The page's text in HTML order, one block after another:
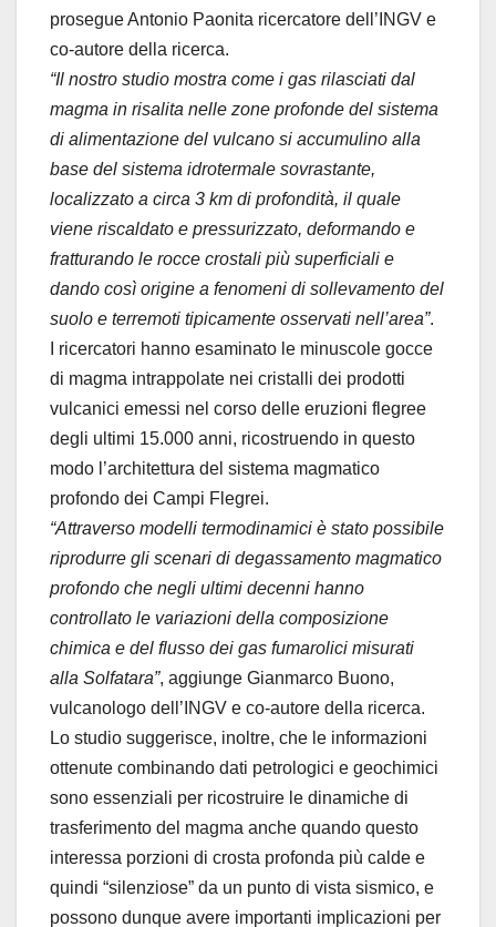
prosegue Antonio Paonita ricercatore dell’INGV e
co-autore della ricerca.
“Il nostro studio mostra come i gas rilasciati dal
magma in risalita nelle zone profonde del sistema
di alimentazione del vulcano si accumulino alla
base del sistema idrotermale sovrastante,
localizzato a circa 3 km di profondità, il quale
viene riscaldato e pressurizzato, deformando e
fratturando le rocce crostali più superficiali e
dando così origine a fenomeni di sollevamento del
suolo e terremoti tipicamente osservati nell’area”.
I ricercatori hanno esaminato le minuscole gocce
di magma intrappolate nei cristalli dei prodotti
vulcanici emessi nel corso delle eruzioni flegree
degli ultimi 15.000 anni, ricostruendo in questo
modo l’architettura del sistema magmatico
profondo dei Campi Flegrei.
“Attraverso modelli termodinamici è stato possibile
riprodurre gli scenari di degassamento magmatico
profondo che negli ultimi decenni hanno
controllato le variazioni della composizione
chimica e del flusso dei gas fumarolici misurati
alla Solfatara”, aggiunge Gianmarco Buono,
vulcanologo dell’INGV e co-autore della ricerca.
Lo studio suggerisce, inoltre, che le informazioni
ottenute combinando dati petrologici e geochimici
sono essenziali per ricostruire le dinamiche di
trasferimento del magma anche quando questo
interessa porzioni di crosta profonda più calde e
quindi “silenziose” da un punto di vista sismico, e
possono dunque avere importanti implicazioni per